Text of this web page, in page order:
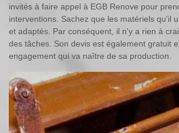
invités à faire appel à EGB Renove pour
interventions. Sachez que les matériels qu'il
et adaptés. Par conséquent, il n'y a rien à
des tâches. Son devis est également gratuit
engagement qui va naître de sa production.